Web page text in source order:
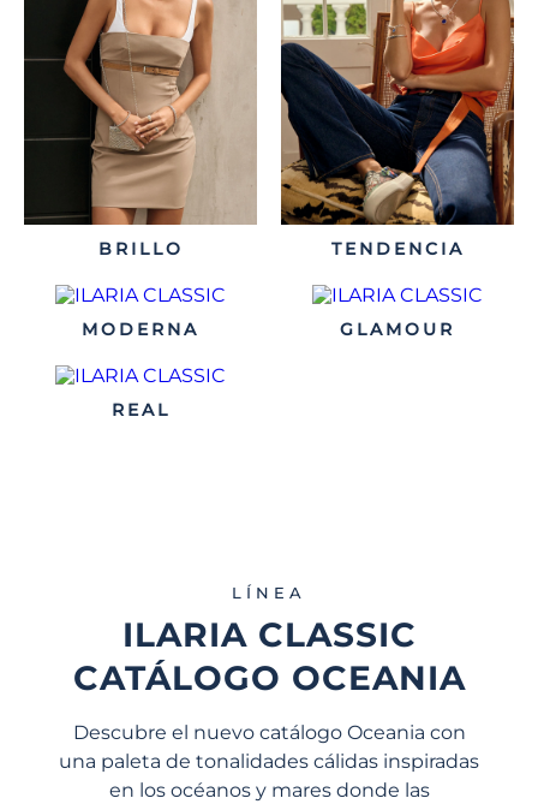
BRILLO TENDENCIA
MODERNA GLAMOUR
REAL
LÍNEA
ILARIA CLASSIC
CATÁLOGO OCEANIA
Descubre el nuevo catálogo Oceania con
una paleta de tonalidades cálidas inspiradas
en los océanos y mares donde las